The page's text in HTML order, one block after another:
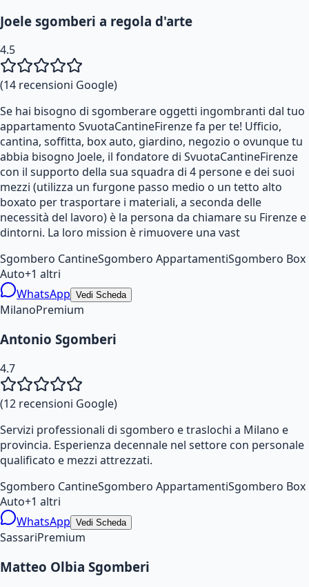
Joele sgomberi a regola d'arte
4.5
(14 recensioni Google)
Se hai bisogno di sgomberare oggetti ingombranti dal tuo
appartamento SvuotaCantineFirenze fa per te! Ufficio,
cantina, soffitta, box auto, giardino, negozio o ovunque tu
abbia bisogno Joele, il fondatore di SvuotaCantineFirenze
con il supporto della sua squadra di 4 persone e dei suoi
mezzi (utilizza un furgone passo medio o un tetto alto
boxato per trasportare i materiali, a seconda delle
necessità del lavoro) è la persona da chiamare su Firenze e
dintorni. La loro mission è rimuovere una vast
Sgombero CantineSgombero AppartamentiSgombero Box
Auto+1 altri
WhatsApp Vedi Scheda
MilanoPremium
Antonio Sgomberi
4.7
(12 recensioni Google)
Servizi professionali di sgombero e traslochi a Milano e
provincia. Esperienza decennale nel settore con personale
qualificato e mezzi attrezzati.
Sgombero CantineSgombero AppartamentiSgombero Box
Auto+1 altri
WhatsApp Vedi Scheda
SassariPremium
Matteo Olbia Sgomberi